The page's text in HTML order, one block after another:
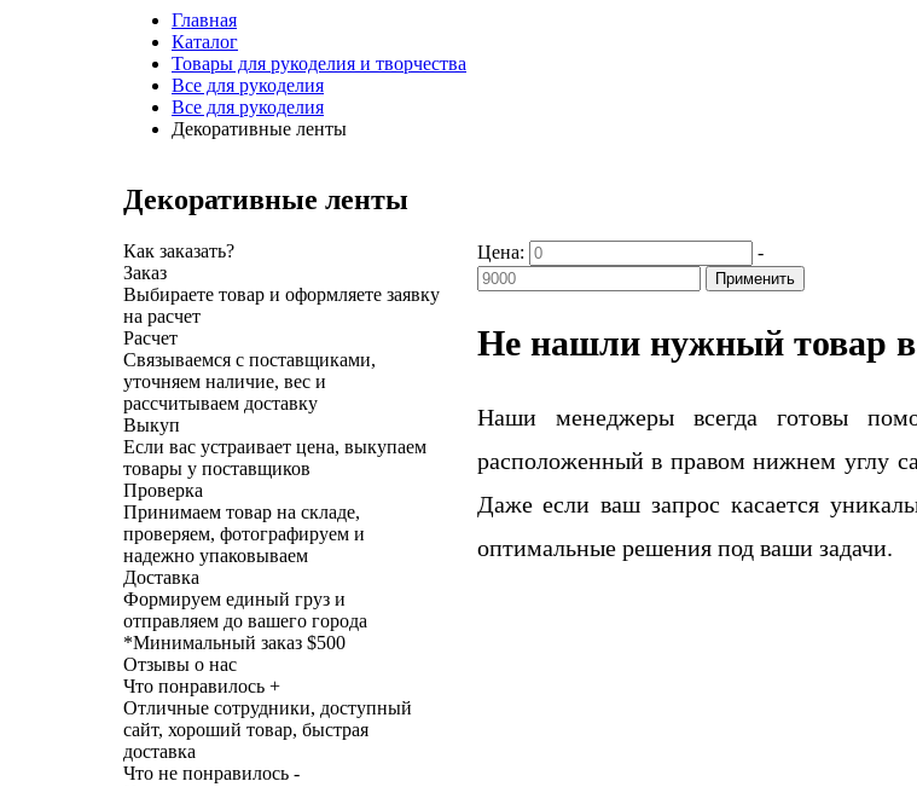
Главная
Каталог
Товары для рукоделия и творчества
Все для рукоделия
Все для рукоделия
Декоративные ленты
Декоративные ленты
Как заказать?
Заказ
Выбираете товар и оформляете заявку
на расчет
Расчет
Связываемся с поставщиками,
уточняем наличие, вес и
рассчитываем доставку
Выкуп
Если вас устраивает цена, выкупаем
товары у поставщиков
Проверка
Принимаем товар на складе,
проверяем, фотографируем и
надежно упаковываем
Доставка
Формируем единый груз и
отправляем до вашего города
*Минимальный заказ $500
Отзывы о нас
Что понравилось +
Отличные сотрудники, доступный
сайт, хороший товар, быстрая
доставка
Что не понравилось -
Цена: -
Применить
Не нашли нужный товар в
Наши менеджеры всегда готовы
расположенный в правом нижнем углу
Даже если ваш запрос касается
оптимальные решения под ваши задачи.